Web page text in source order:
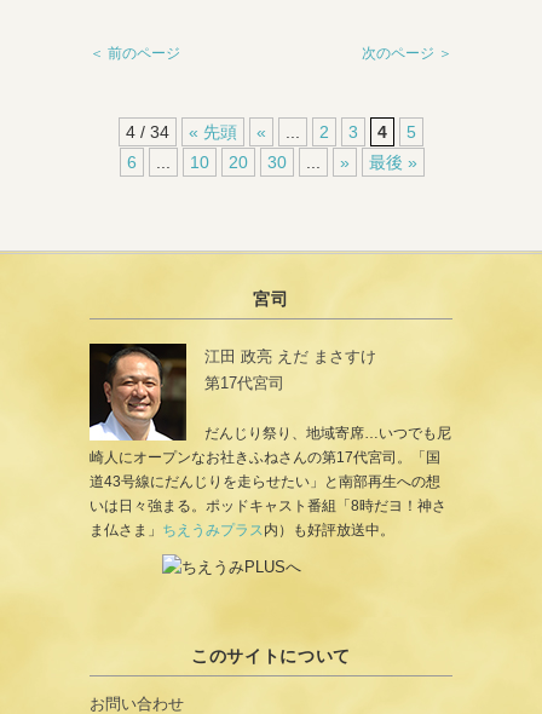
＜ 前のページ 次のページ ＞
4 / 34 « 先頭 « 2 3 4
5
6
10 20 30 » 最後 »
宮司
江田 政亮 えだ まさすけ
第17代宮司
だんじり祭り、地域寄席…いつでも尼
崎人にオープンなお社きふねさんの第17代宮司。「国
道43号線にだんじりを走らせたい」と南部再生への想
いは日々強まる。ポッドキャスト番組「8時だヨ！神さ
ま仏さま」 ちえうみプラス内）も好評放送中。
このサイトについて
お問い合わせ